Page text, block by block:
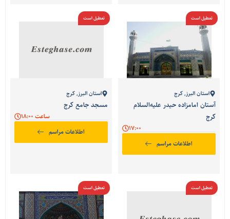
تعطیل است
استان البرز,کرج
آستان امامزاده حیدر علیه‌السلام
اطلاعات مراسم
تعطیل است
استان البرز,کرج
مسجد جامع کرج
ساعت 18:00
اطلاعات مراسم
تعطیل است تعطیل است